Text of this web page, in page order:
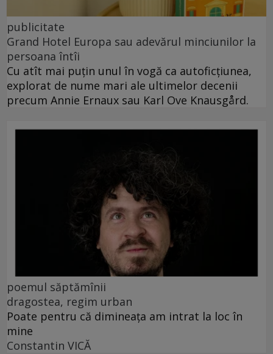
publicitate
Grand Hotel Europa sau adevărul minciunilor la
persoana întîi
Cu atît mai puțin unul în vogă ca autoficțiunea,
explorat de nume mari ale ultimelor decenii
precum Annie Ernaux sau Karl Ove Knausgård.
poemul săptămînii
dragostea, regim urban
Poate pentru că dimineața am intrat la loc în
mine
Constantin VICĂ